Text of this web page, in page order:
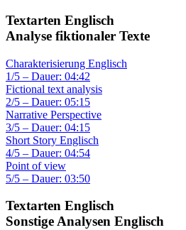
Textarten Englisch
Analyse fiktionaler Texte
Charakterisierung Englisch
1/5 – Dauer: 04:42
Fictional text analysis
2/5 – Dauer: 05:15
Narrative Perspective
3/5 – Dauer: 04:15
Short Story Englisch
4/5 – Dauer: 04:54
Point of view
5/5 – Dauer: 03:50
Textarten Englisch
Sonstige Analysen Englisch